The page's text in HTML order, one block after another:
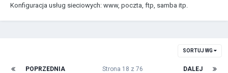
Konfiguracja usług sieciowych: www, poczta, ftp, samba itp.
SORTUJ WG
POPRZEDNIA DALEJ
Strona 18 z 76